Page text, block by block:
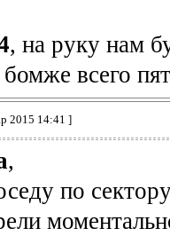
, на руку нам
всего
2015 14:41 ]
,
по